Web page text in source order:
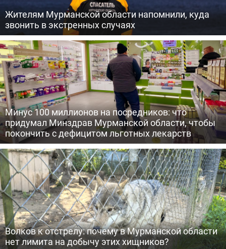
Жителям Мурманской области напомнили, куда
звонить в экстренных случаях
Минус 100 миллионов на посредников: что
придумал Минздрав Мурманской области, чтобы
покончить с дефицитом льготных лекарств
Волков к отстрелу: почему в Мурманской области
нет лимита на добычу этих хищников?